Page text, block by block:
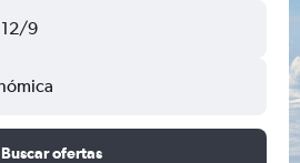
9
Buscar ofertas